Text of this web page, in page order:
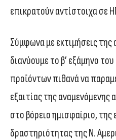
επικρατούν αντίστοιχα σε
Σύμφωνα με εκτιμήσεις της
διανύουμε το β’ εξάμηνο
προϊόντων πιθανά να
εξαιτίας της
στο βόρειο ημισφαίριο, της
δραστηριότητας της Ν.